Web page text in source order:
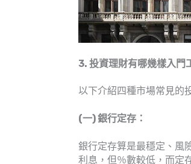
3. 投資理財有哪幾樣入門
以下介紹四種市場常見的
(一) 銀行定存：
銀行定存算是最穩定、風
利息，但％數較低，而定